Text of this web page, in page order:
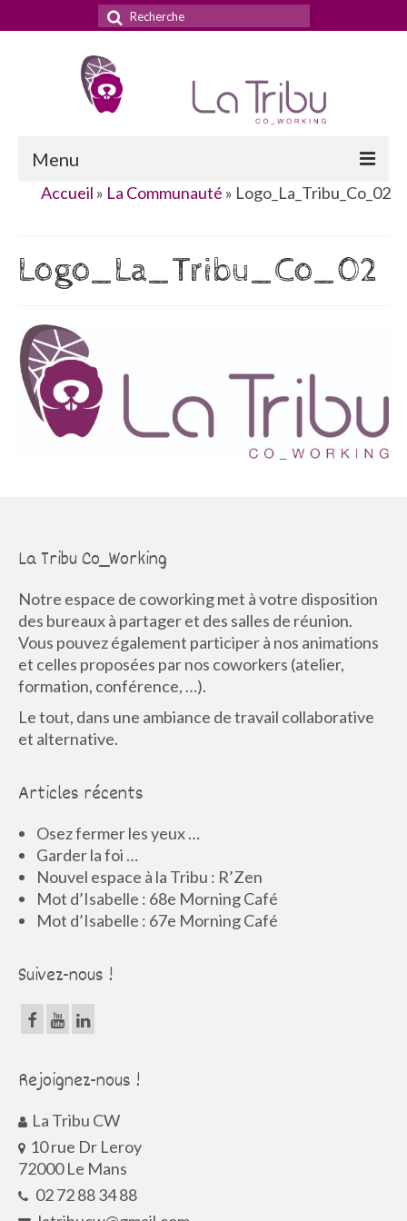
Rechercher
:
Menu
Le concept
Nos tarifs
La domiciliation commerciale
La Communauté
Accueil » La Communauté » Logo_La_Tribu_Co_02
Logo_La_Tribu_Co_02
La Tribu Co_Working
Notre espace de coworking met à votre disposition
des bureaux à partager et des salles de réunion.
Vous pouvez également participer à nos animations
et celles proposées par nos coworkers (atelier,
formation, conférence, …).
Le tout, dans une ambiance de travail collaborative
et alternative.
Articles récents
Osez fermer les yeux …
Garder la foi …
Nouvel espace à la Tribu : R’Zen
Mot d’Isabelle : 68e Morning Café
Mot d’Isabelle : 67e Morning Café
Suivez-nous !
Rejoignez-nous !
La Tribu CW
10 rue Dr Leroy
72000 Le Mans
02 72 88 34 88